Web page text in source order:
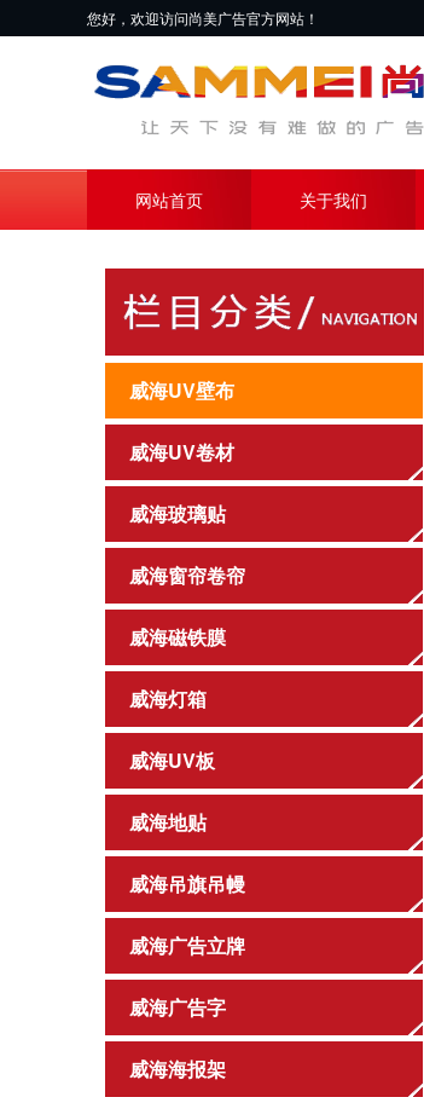
您好，欢迎访问尚美广告官方网站！
网站首页 关于我们
威海UV壁布
威海UV卷材
威海玻璃贴
威海窗帘卷帘
威海磁铁膜
威海灯箱
威海UV板
威海地贴
威海吊旗吊幔
威海广告立牌
威海广告字
威海海报架